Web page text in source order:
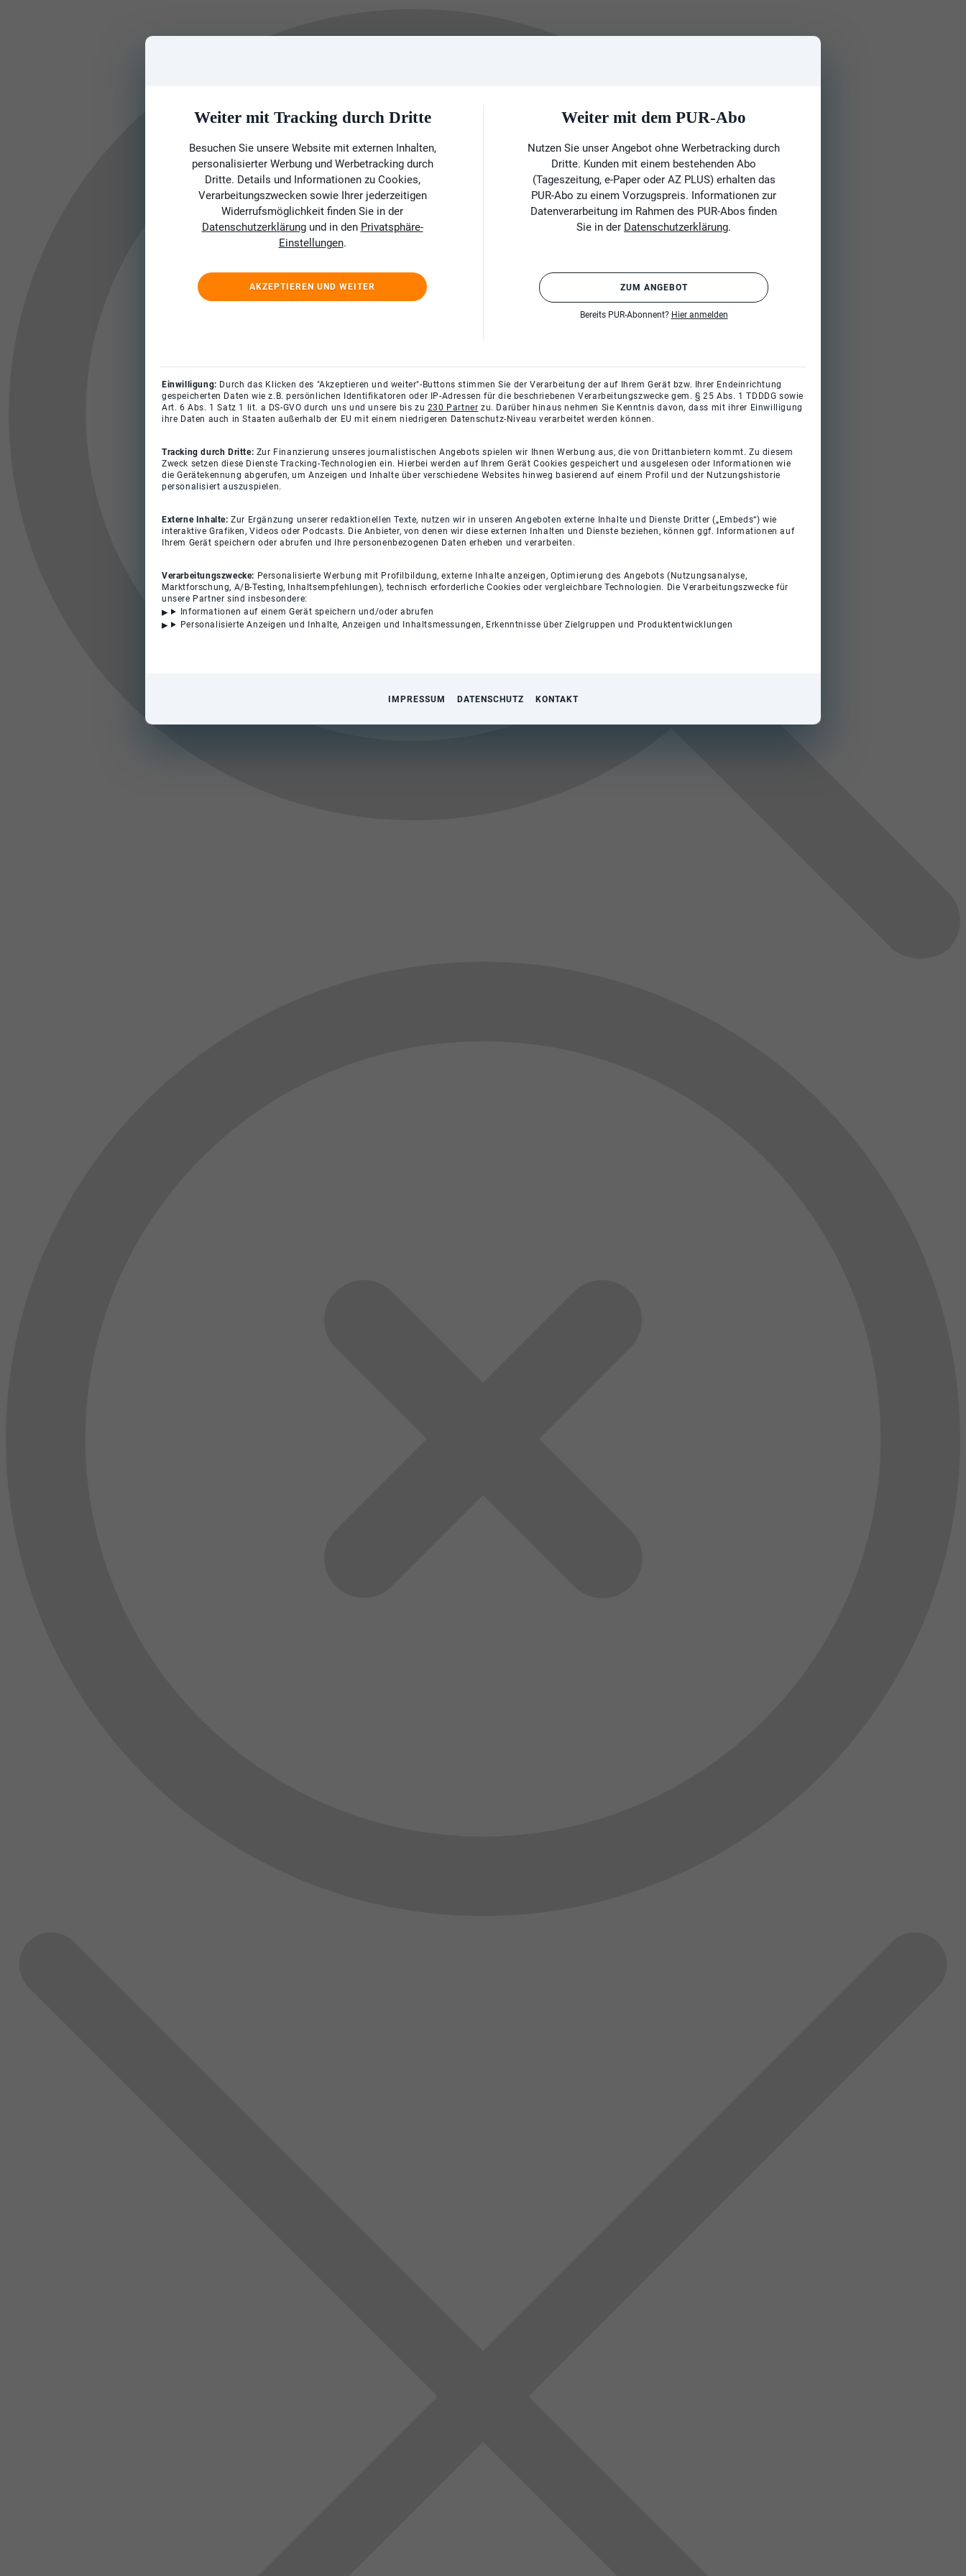
Weiter mit Tracking durch Dritte
Besuchen Sie unsere Website mit externen Inhalten,
personalisierter Werbung und Werbetracking durch
Dritte. Details und Informationen zu Cookies,
Verarbeitungszwecken sowie Ihrer jederzeitigen
Widerrufsmöglichkeit finden Sie in der
Datenschutzerklärungund in den Privatsphäre-
Einstellungen.
AKZEPTIEREN UND WEITER
Weiter mit dem PUR-Abo
Nutzen Sie unser Angebot ohne Werbetracking durch
Dritte. Kunden mit einem bestehenden Abo
(Tageszeitung, e-Paper oder AZ PLUS) erhalten das
PUR-Abo zu einem Vorzugspreis. Informationen zur
Datenverarbeitung im Rahmen des PUR-Abos finden
Sie in der Datenschutzerklärung.
ZUM ANGEBOT
Bereits PUR-Abonnent? Hier anmelden
Einwilligung: Durch das Klicken des "Akzeptieren und weiter"-Buttons stimmen Sie der Verarbeitung der auf Ihrem Gerät bzw. Ihrer Endeinrichtung
gespeicherten Daten wie z.B. persönlichen Identifikatoren oder IP-Adressen für die beschriebenen Verarbeitungszwecke gem. § 25 Abs. 1 TDDDG sowie
Art. 6 Abs. 1 Satz 1 lit. a DS-GVO durch uns und unsere bis zu 230 Partner zu. Darüber hinaus nehmen Sie Kenntnis davon, dass mit ihrer Einwilligung
ihre Daten auch in Staaten außerhalb der EU mit einem niedrigeren Datenschutz-Niveau verarbeitet werden können.
Tracking durch Dritte: Zur Finanzierung unseres journalistischen Angebots spielen wir Ihnen Werbung aus, die von Drittanbietern kommt. Zu diesem
Zweck setzen diese Dienste Tracking-Technologien ein. Hierbei werden auf Ihrem Gerät Cookies gespeichert und ausgelesen oder Informationen wie
die Gerätekennung abgerufen, um Anzeigen und Inhalte über verschiedene Websites hinweg basierend auf einem Profil und der Nutzungshistorie
personalisiert auszuspielen.
Externe Inhalte:Zur Ergänzung unserer redaktionellen Texte, nutzen wir in unseren Angeboten externe Inhalte und Dienste Dritter („Embeds“) wie
interaktive Grafiken, Videos oder Podcasts. Die Anbieter, von denen wir diese externen Inhalten und Dienste beziehen, können ggf. Informationen auf
Ihrem Gerät speichern oder abrufen und Ihre personenbezogenen Daten erheben und verarbeiten.
Verarbeitungszwecke: Personalisierte Werbung mit Profilbildung, externe Inhalte anzeigen, Optimierung des Angebots (Nutzungsanalyse,
Marktforschung, A/B-Testing, Inhaltsempfehlungen), technisch erforderliche Cookies oder vergleichbare Technologien. Die Verarbeitungszwecke für
unsere Partner sind insbesondere:
Informationen auf einem Gerät speichern und/oder abrufen
Personalisierte Anzeigen und Inhalte, Anzeigen und Inhaltsmessungen, Erkenntnisse über Zielgruppen und Produktentwicklungen
IMPRESSUM DATENSCHUTZ KONTAKT